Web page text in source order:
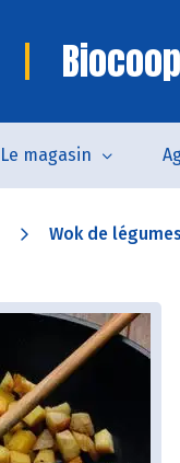
Le magasin
Wok de